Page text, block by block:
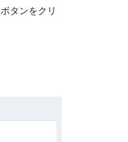
ボタンをクリ